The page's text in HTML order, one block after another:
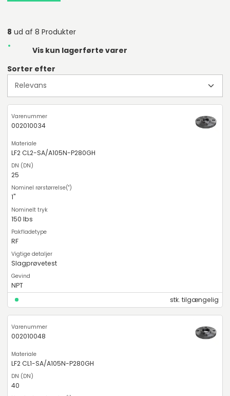
8 ud af 8 Produkter
Vis kun lagerførte varer
Sorter efter
002010034
LF2 CL2-SA/A105N-P280GH
25
1"
150 lbs
RF
Slagprøvetest
NPT
stk. tilgængelig
002010048
LF2 CL1-SA/A105N-P280GH
40